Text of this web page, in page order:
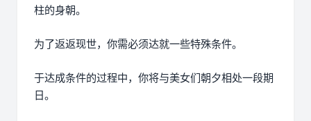
柱的身朝。
为了返返现世，你需必须达就一些特殊条件。
于达成条件的过程中， 你将与美女们朝夕相处一段期
日。